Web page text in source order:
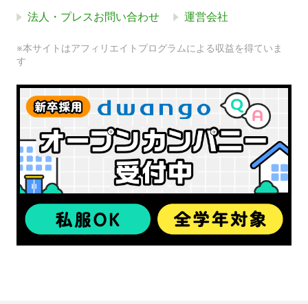
法人・プレスお問い合わせ 運営会社
※本サイトはアフィリエイトプログラムによる収益を得ていま
す